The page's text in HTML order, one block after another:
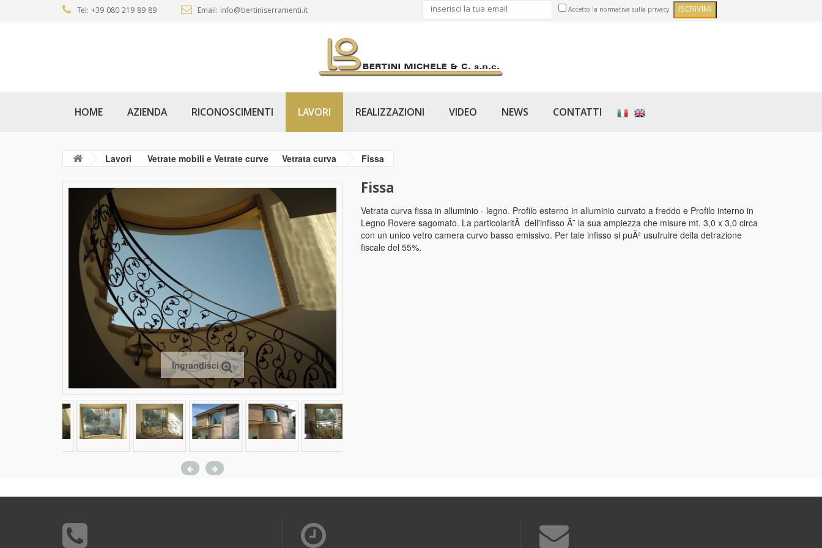
Tel: +39 080 219 89 89 Email: info@bertiniserramenti.it Accetto la normativa sulla privacy
HOME AZIENDA RICONOSCIMENTI LAVORI REALIZZAZIONI VIDEO NEWS CONTATTI
Lavori Vetrate mobili e Vetrate curve Vetrata curva Fissa
Ingrandisci
Fissa
Vetrata curva fissa in alluminio - legno. Profilo esterno in alluminio curvato a freddo e Profilo interno in
Legno Rovere sagomato. La particolaritÃ dell'infisso Ã¨ la sua ampiezza che misure mt. 3,0 x 3,0 circa
con un unico vetro camera curvo basso emissivo. Per tale infisso si puÃ² usufruire della detrazione
fiscale del 55%.